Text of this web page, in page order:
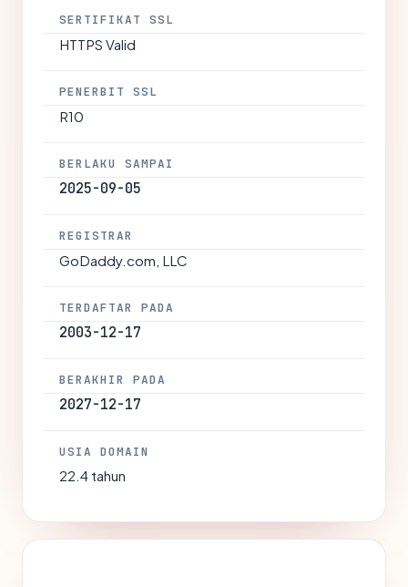
SERTIFIKAT SSL
HTTPS Valid
PENERBIT SSL
R10
BERLAKU SAMPAI
2025-09-05
REGISTRAR
GoDaddy.com, LLC
TERDAFTAR PADA
2003-12-17
BERAKHIR PADA
2027-12-17
USIA DOMAIN
22.4 tahun